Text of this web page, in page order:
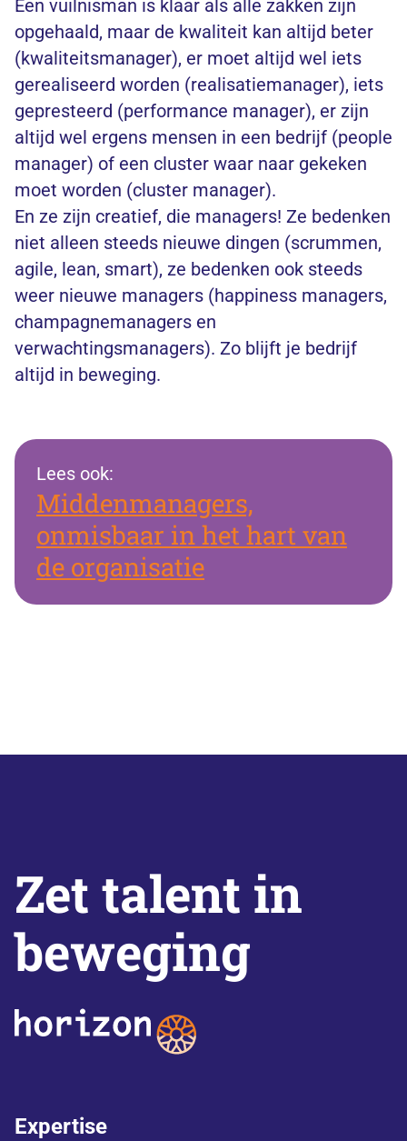
Een vuilnisman is klaar als alle zakken zijn
opgehaald, maar de kwaliteit kan altijd beter
(kwaliteitsmanager), er moet altijd wel iets
gerealiseerd worden (realisatiemanager), iets
gepresteerd (performance manager), er zijn
altijd wel ergens mensen in een bedrijf (people
manager) of een cluster waar naar gekeken
moet worden (cluster manager).
En ze zijn creatief, die managers! Ze bedenken
niet alleen steeds nieuwe dingen (scrummen,
agile, lean, smart), ze bedenken ook steeds
weer nieuwe managers (happiness managers,
champagnemanagers en
verwachtingsmanagers). Zo blijft je bedrijf
altijd in beweging.
Lees ook:
Middenmanagers,
onmisbaar in het hart van
de organisatie
Zet talent in
beweging
Expertise